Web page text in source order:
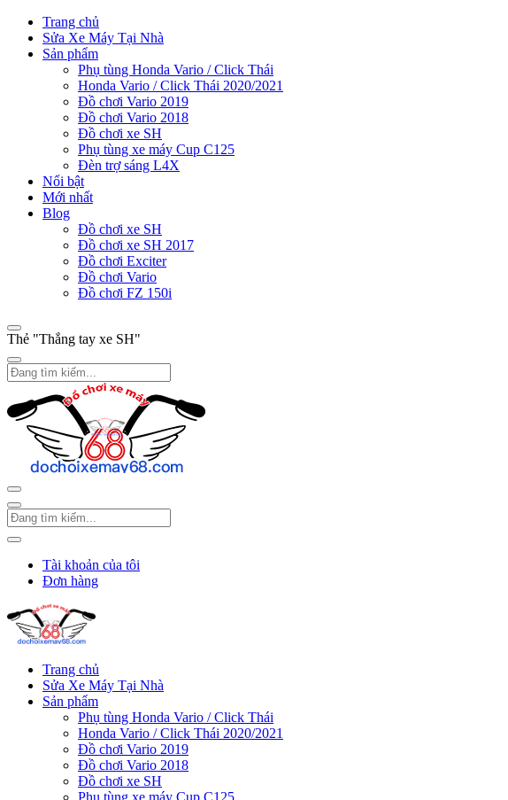
Trang chủ
Sửa Xe Máy Tại Nhà
Sản phẩm
Phụ tùng Honda Vario / Click Thái
Honda Vario / Click Thái 2020/2021
Đồ chơi Vario 2019
Đồ chơi Vario 2018
Đồ chơi xe SH
Phụ tùng xe máy Cup C125
Đèn trợ sáng L4X
Nổi bật
Mới nhất
Blog
Đồ chơi xe SH
Đồ chơi xe SH 2017
Đồ chơi Exciter
Đồ chơi Vario
Đồ chơi FZ 150i
Thẻ "Thắng tay xe SH"
Tài khoản của tôi
Đơn hàng
Trang chủ
Sửa Xe Máy Tại Nhà
Sản phẩm
Phụ tùng Honda Vario / Click Thái
Honda Vario / Click Thái 2020/2021
Đồ chơi Vario 2019
Đồ chơi Vario 2018
Đồ chơi xe SH
Phụ tùng xe máy Cup C125